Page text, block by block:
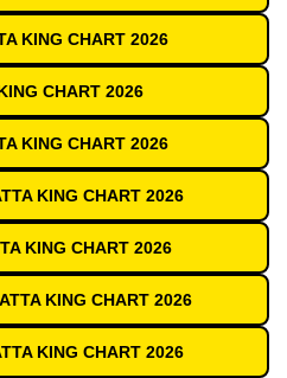
KING CHART 2026
CHART 2026
KING CHART 2026
KING CHART 2026
KING CHART 2026
KING CHART 2026
KING CHART 2026